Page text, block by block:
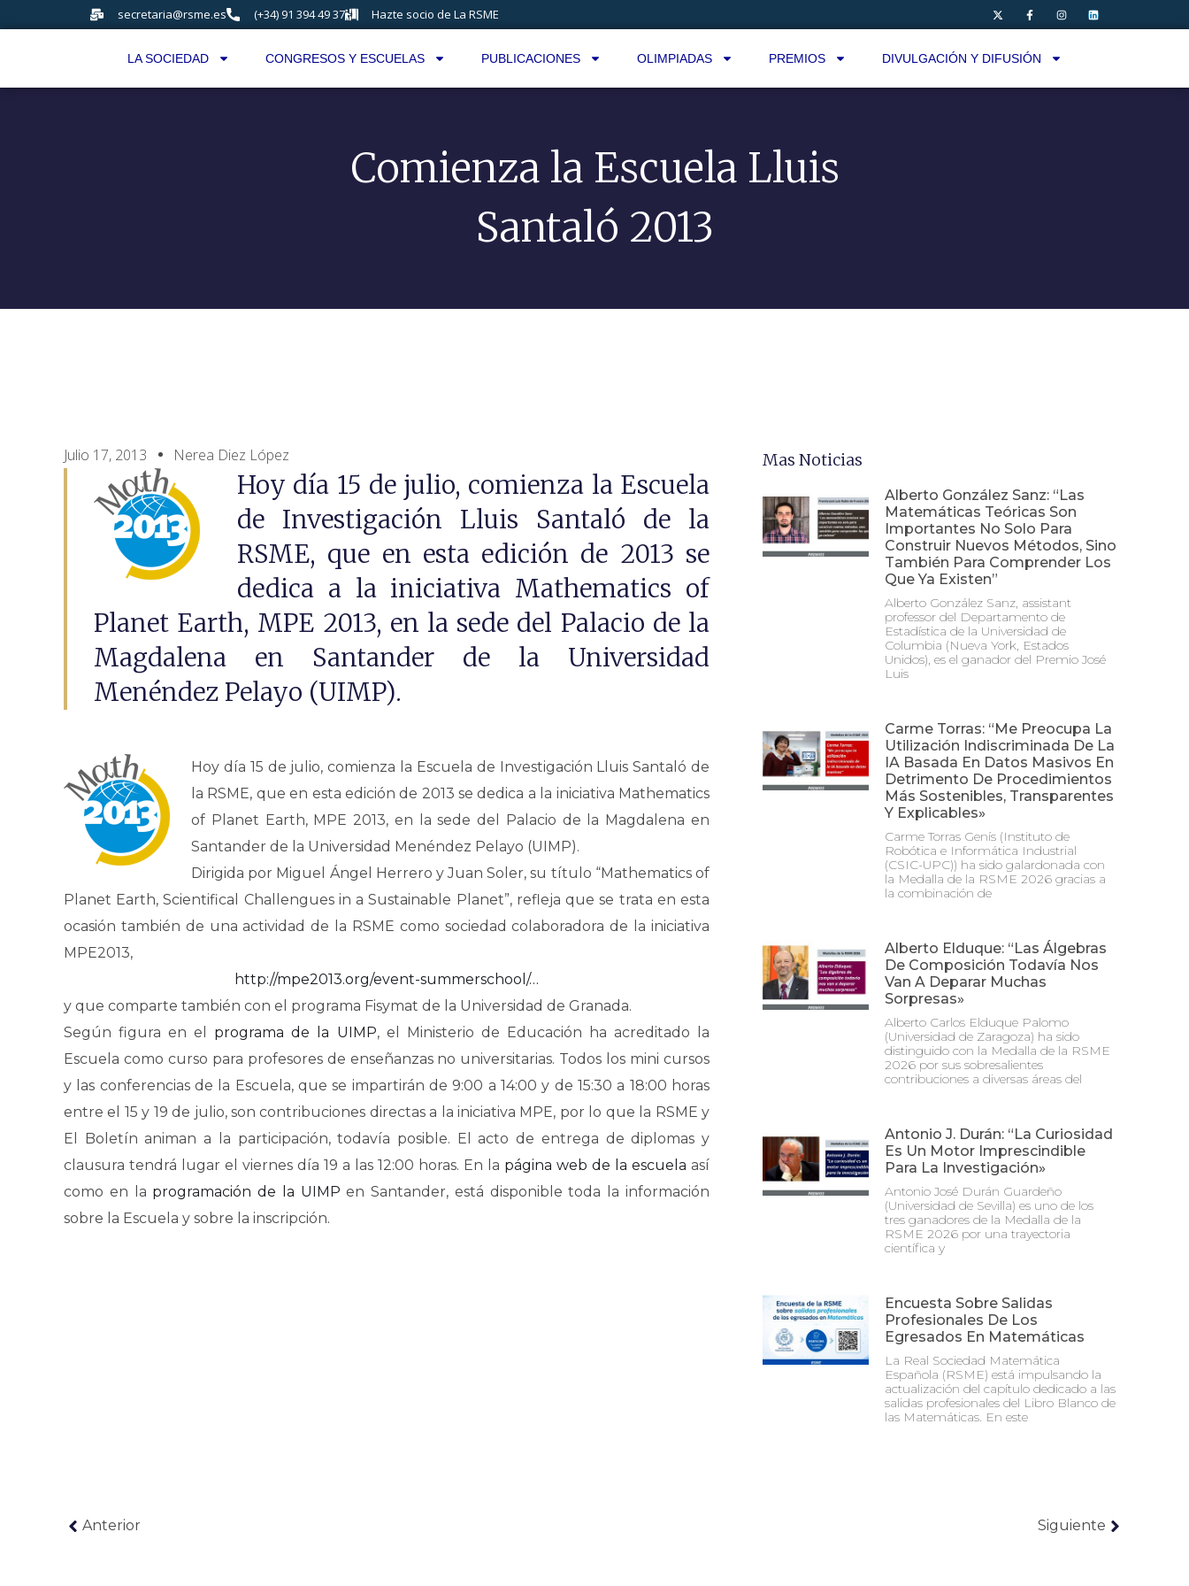
secretaria@rsme.es (+34) 91 394 49 37 Hazte socio de La RSME
LA SOCIEDAD CONGRESOS Y ESCUELAS PUBLICACIONES OLIMPIADAS PREMIOS DIVULGACIÓN Y DIFUSIÓN
Comienza la Escuela Lluis
Santaló 2013
Julio 17, 2013 Nerea Diez López
Hoy día 15 de julio, comienza la Escuela
de Investigación Lluis Santaló de la
RSME, que en esta edición de 2013 se
dedica a la iniciativa Mathematics of
Planet Earth, MPE 2013, en la sede del Palacio de la
Magdalena en Santander de la Universidad
Menéndez Pelayo (UIMP).
Hoy día 15 de julio, comienza la Escuela de Investigación Lluis Santaló de
la RSME, que en esta edición de 2013 se dedica a la iniciativa Mathematics
of Planet Earth, MPE 2013, en la sede del Palacio de la Magdalena en
Santander de la Universidad Menéndez Pelayo (UIMP).
Dirigida por Miguel Ángel Herrero y Juan Soler, su título “Mathematics of
Planet Earth, Scientifical Challengues in a Sustainable Planet”, refleja que se trata en esta
ocasión también de una actividad de la RSME como sociedad colaboradora de la iniciativa
MPE2013,
http://mpe2013.org/event-summerschool/…
y que comparte también con el programa Fisymat de la Universidad de Granada.
Según figura en el programa de la UIMP, el Ministerio de Educación ha acreditado la
Escuela como curso para profesores de enseñanzas no universitarias. Todos los mini cursos
y las conferencias de la Escuela, que se impartirán de 9:00 a 14:00 y de 15:30 a 18:00 horas
entre el 15 y 19 de julio, son contribuciones directas a la iniciativa MPE, por lo que la RSME y
El Boletín animan a la participación, todavía posible. El acto de entrega de diplomas y
clausura tendrá lugar el viernes día 19 a las 12:00 horas. En la página web de la escuela así
como en la programación de la UIMP en Santander, está disponible toda la información
sobre la Escuela y sobre la inscripción.
Mas Noticias
Alberto González Sanz: “Las
Matemáticas Teóricas Son
Importantes No Solo Para
Construir Nuevos Métodos, Sino
También Para Comprender Los
Que Ya Existen”
Alberto González Sanz, assistant
professor del Departamento de
Estadística de la Universidad de
Columbia (Nueva York, Estados
Unidos), es el ganador del Premio José
Luis
Carme Torras: “Me Preocupa La
Utilización Indiscriminada De La
IA Basada En Datos Masivos En
Detrimento De Procedimientos
Más Sostenibles, Transparentes
Y Explicables»
Carme Torras Genís (Instituto de
Robótica e Informática Industrial
(CSIC-UPC)) ha sido galardonada con
la Medalla de la RSME 2026 gracias a
la combinación de
Alberto Elduque: “Las Álgebras
De Composición Todavía Nos
Van A Deparar Muchas
Sorpresas»
Alberto Carlos Elduque Palomo
(Universidad de Zaragoza) ha sido
distinguido con la Medalla de la RSME
2026 por sus sobresalientes
contribuciones a diversas áreas del
Antonio J. Durán: “La Curiosidad
Es Un Motor Imprescindible
Para La Investigación»
Antonio José Durán Guardeño
(Universidad de Sevilla) es uno de los
tres ganadores de la Medalla de la
RSME 2026 por una trayectoria
científica y
Encuesta Sobre Salidas
Profesionales De Los
Egresados En Matemáticas
La Real Sociedad Matemática
Española (RSME) está impulsando la
actualización del capítulo dedicado a las
salidas profesionales del Libro Blanco de
las Matemáticas. En este
Anterior Siguiente